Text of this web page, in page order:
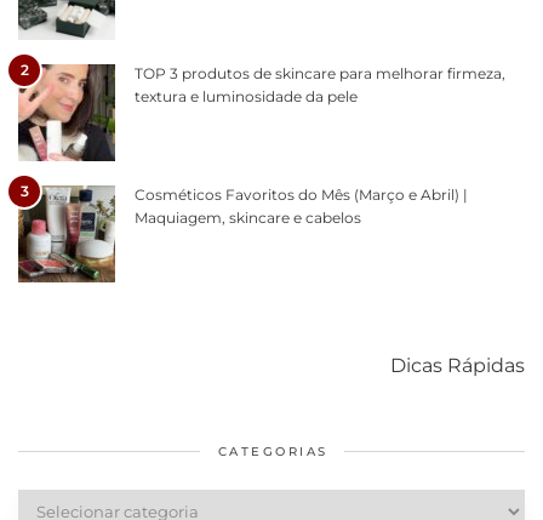
2
TOP 3 produtos de skincare para melhorar firmeza,
textura e luminosidade da pele
3
Cosméticos Favoritos do Mês (Março e Abril) |
Maquiagem, skincare e cabelos
Dicas Rápidas
diários
cabelos
CATEGORIAS
Categorias